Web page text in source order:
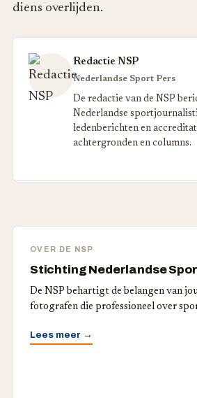
diens overlijden.
Redactie NSP
Nederlandse Sport Pers
De redactie van de NSP
Nederlandse
ledenberichten en
achtergronden en columns.
OVER DE NSP
Stichting Nederlandse
De NSP behartigt de belangen van
fotografen die professioneel over
Lees meer →